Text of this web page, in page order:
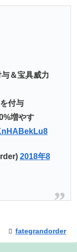
＆宝具威力
付与
増やす
2018年8
fategrandorder